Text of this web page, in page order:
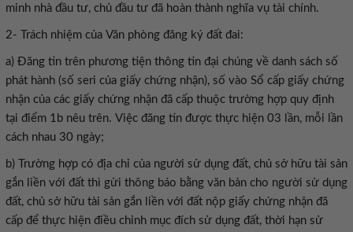
minh nhà đầu tư, chủ đầu tư đã hoàn thành nghĩa vụ tài chính.
2- Trách nhiệm của Văn phòng đăng ký đất đai:
a) Đăng tin trên phương tiện thông tin đại chúng về danh sách số
phát hành (số seri của giấy chứng nhận), số vào Sổ cấp giấy chứng
nhận của các giấy chứng nhận đã cấp thuộc trường hợp quy định
tại điểm 1b nêu trên. Việc đăng tin được thực hiện 03 lần, mỗi lần
cách nhau 30 ngày;
b) Trường hợp có địa chỉ của người sử dụng đất, chủ sở hữu tài sản
gắn liền với đất thì gửi thông báo bằng văn bản cho người sử dụng
đất, chủ sở hữu tài sản gắn liền với đất nộp giấy chứng nhận đã
cấp để thực hiện điều chỉnh mục đích sử dụng đất, thời hạn sử